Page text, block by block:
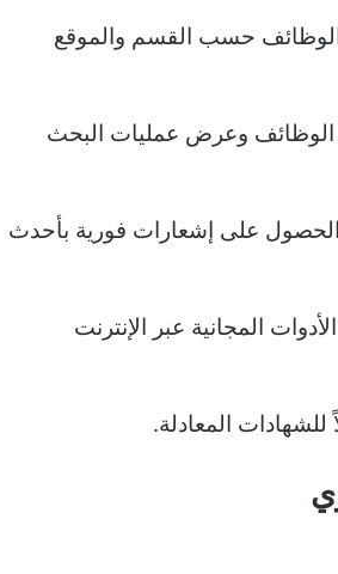
حسب القسم والموقع
وعرض عمليات البحث
على إشعارات فورية بأحدث
المجانية عبر الإنترنت
المعادلة.